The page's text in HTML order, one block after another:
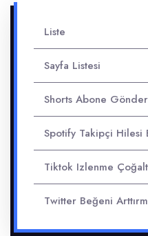
Liste
Sayfa Listesi
Shorts Abone
Spotify Takipçi Hilesi
Tiktok Izlenme
Twitter Beğeni